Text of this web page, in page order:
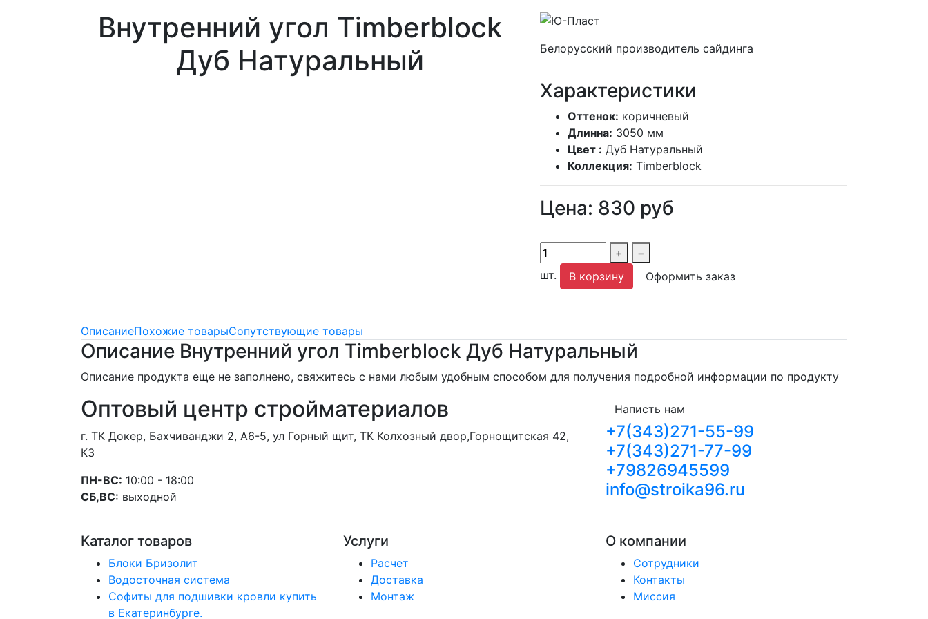
Внутренний угол Timberblock
Дуб Натуральный
Белорусский производитель сайдинга
Характеристики
Оттенок: коричневый
Длинна: 3050 мм
Цвет : Дуб Натуральный
Коллекция: Timberblock
Цена: 830 руб
+
−
шт.
В корзину Оформить заказ
ОписаниеПохожие товарыСопутствующие товары
Описание Внутренний угол Timberblock Дуб Натуральный
Описание продукта еще не заполнено, свяжитесь с нами любым удобным способом для получения подробной информации по продукту
Оптовый центр стройматериалов
г. ТК Докер, Бахчиванджи 2, А6-5, ул Горный щит, ТК Колхозный двор,Горнощитская 42,
К3
ПН-ВС: 10:00 - 18:00
СБ,ВС: выходной
Написть нам
+7(343)271-55-99
+7(343)271-77-99
+79826945599
info@stroika96.ru
Каталог товаров
Блоки Бризолит
Водосточная система
Софиты для подшивки кровли купить
в Екатеринбурге.
Услуги
Расчет
Доставка
Монтаж
О компании
Сотрудники
Контакты
Миссия